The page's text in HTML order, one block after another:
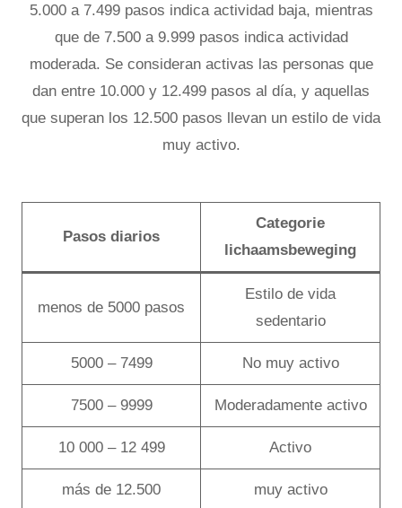
5.000 a 7.499 pasos indica actividad baja, mientras
que de 7.500 a 9.999 pasos indica actividad
moderada. Se consideran activas las personas que
dan entre 10.000 y 12.499 pasos al día, y aquellas
que superan los 12.500 pasos llevan un estilo de vida
muy activo.
Pasos diarios
Categorie
lichaamsbeweging
menos de 5000 pasos
Estilo de vida
sedentario
5000 – 7499 No muy activo
7500 – 9999 Moderadamente activo
10 000 – 12 499 Activo
más de 12.500 muy activo